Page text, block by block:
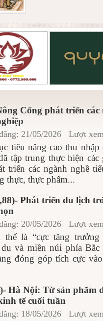
Cống phát triển
21/05/2026 Lượt
tiêu nâng cao thu
tập trung thực hiện
triển các ngành nghề
thực, thực phẩm...
Phát triển du lịch
20/05/2026 Lượt
là “cực tăng
và miền núi phía Bắc
đóng góp tích cực
Hà Nội: Từ sản phẩm
tế cuối tuần
18/05/2026 Lượt